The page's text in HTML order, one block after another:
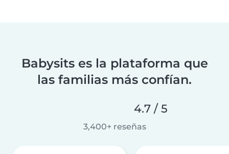
Babysits es la plataforma que
las familias más confían.
4.7 / 5
3,400+ reseñas